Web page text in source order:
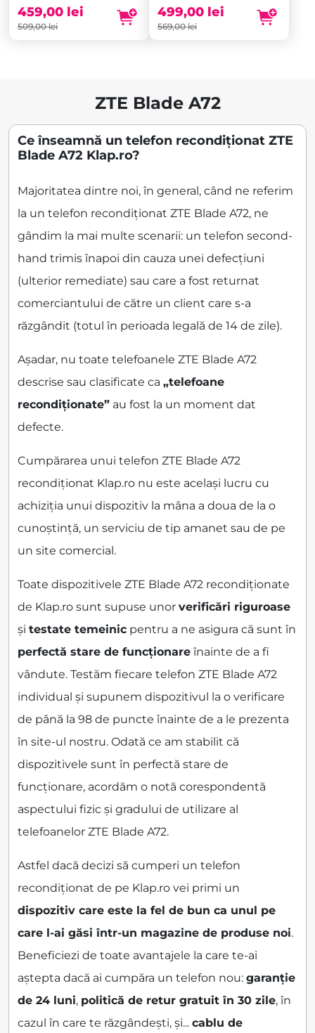
509,00lei
fost:
509,00 lei.
459,00 lei
este:
459,00 lei.
569,00lei
fost:
569,00 lei.
499,00 lei
este:
499,00 lei.
ZTE Blade A72
Ce înseamnă un telefon recondiționat ZTE
Blade A72 Klap.ro?
Majoritatea dintre noi, în general, când ne referim
la un telefon recondiționat ZTE Blade A72, ne
gândim la mai multe scenarii: un telefon second-
hand trimis înapoi din cauza unei defecțiuni
(ulterior remediate) sau care a fost returnat
comerciantului de către un client care s-a
răzgândit (totul în perioada legală de 14 de zile).
Așadar, nu toate telefoanele ZTE Blade A72
descrise sau clasificate ca „telefoane
recondiționate” au fost la un moment dat
defecte.
Cumpărarea unui telefon ZTE Blade A72
recondiționat Klap.ro nu este același lucru cu
achiziția unui dispozitiv la mâna a doua de la o
cunoștință, un serviciu de tip amanet sau de pe
un site comercial.
Toate dispozitivele ZTE Blade A72 recondiționate
de Klap.ro sunt supuse unor verificări riguroase
și testate temeinic pentru a ne asigura că sunt în
perfectă stare de funcționare înainte de a fi
vândute. Testăm fiecare telefon ZTE Blade A72
individual și supunem dispozitivul la o verificare
de până la 98 de puncte înainte de a le prezenta
în site-ul nostru. Odată ce am stabilit că
dispozitivele sunt în perfectă stare de
funcționare, acordăm o notă corespondentă
aspectului fizic și gradului de utilizare al
telefoanelor ZTE Blade A72.
Astfel dacă decizi să cumperi un telefon
recondiționat de pe Klap.ro vei primi un
dispozitiv care este la fel de bun ca unul pe
care l-ai găsi într-un magazine de produse noi.
Beneficiezi de toate avantajele la care te-ai
aștepta dacă ai cumpăra un telefon nou: garanție
de 24 luni, politică de retur gratuit în 30 zile, în
cazul în care te răzgândești, și... cablu de